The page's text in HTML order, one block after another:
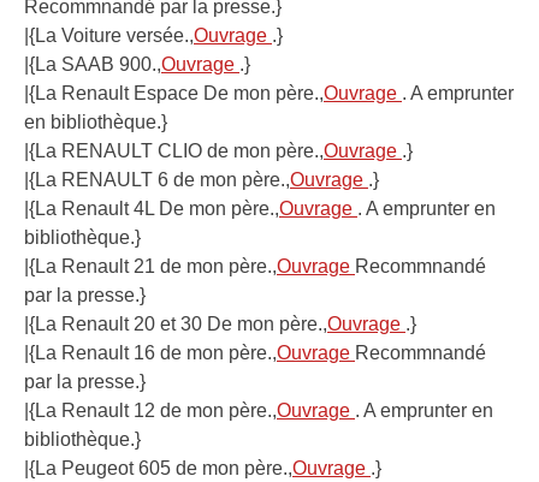
Recommnandé par la presse.}
|{La Voiture versée.,Ouvrage .}
|{La SAAB 900.,Ouvrage .}
|{La Renault Espace De mon père.,Ouvrage . A emprunter
en bibliothèque.}
|{La RENAULT CLIO de mon père.,Ouvrage .}
|{La RENAULT 6 de mon père.,Ouvrage .}
|{La Renault 4L De mon père.,Ouvrage . A emprunter en
bibliothèque.}
|{La Renault 21 de mon père.,Ouvrage Recommnandé
par la presse.}
|{La Renault 20 et 30 De mon père.,Ouvrage .}
|{La Renault 16 de mon père.,Ouvrage Recommnandé
par la presse.}
|{La Renault 12 de mon père.,Ouvrage . A emprunter en
bibliothèque.}
|{La Peugeot 605 de mon père.,Ouvrage .}